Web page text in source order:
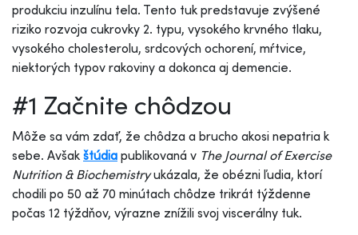
produkciu inzulínu tela. Tento tuk predstavuje zvýšené
riziko rozvoja cukrovky 2. typu, vysokého krvného tlaku,
vysokého cholesterolu, srdcových ochorení, mŕtvice,
niektorých typov rakoviny a dokonca aj demencie.
#1 Začnite chôdzou
Môže sa vám zdať, že chôdza a brucho akosi nepatria k
sebe. Avšak štúdia publikovaná v The Journal of Exercise
Nutrition & Biochemistryukázala, že obézni ľudia, ktorí
chodili po 50 až 70 minútach chôdze trikrát týždenne
počas 12 týždňov, výrazne znížili svoj viscerálny tuk.